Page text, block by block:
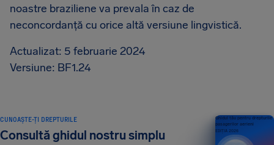
noastre braziliene va prevala în caz de
neconcordanță cu orice altă versiune lingvistică.
Actualizat: 5 februarie 2024
Versiune: BF1.24
CUNOAȘTE-ȚI DREPTURILE
Consultă ghidul nostru simplu
Ghidul tău pentru drepturile
pasagerilor aerieni
EDIȚIA 2026